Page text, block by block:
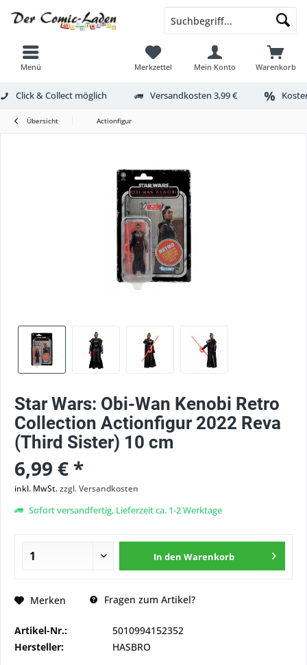
Menü Warenkorb
Merkzettel Mein Konto
Click & Collect möglich Versandkosten 3,99 €
Übersicht Actionfigur
Star Wars: Obi-Wan Kenobi Retro
Collection Actionfigur 2022 Reva
(Third Sister) 10 cm
6,99 € *
inkl. MwSt.zzgl. Versandkosten
Sofort versandfertig, Lieferzeit ca. 1-2 Werktage
In den Warenkorb
Merken Fragen zum Artikel?
Artikel-Nr.:
5010994152352
Hersteller:
HASBRO